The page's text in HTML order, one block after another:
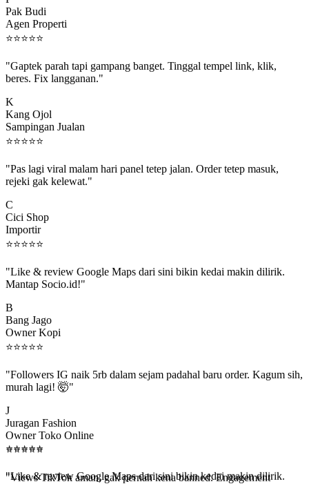
Agen Properti
⭐⭐⭐⭐ ⭐
beres. Fix langganan."
Kang Ojol
Sampingan Jualan
⭐⭐⭐⭐⭐
rejeki gak kelewat."
Cici Shop
Importir
⭐⭐⭐⭐⭐
Mantap Socio.id!"
Bang Jago
Owner Kopi
⭐⭐⭐⭐ ⭐
murah lagi! 🤯"
Juragan Fashion
Owner Toko Online
⭐⭐⭐⭐ ⭐
beneran naik, algoritma suka."
⭐ ⭐ ⭐ ⭐ ⭐